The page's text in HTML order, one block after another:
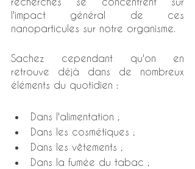
l'impact général de ces
nanoparticules sur notre organisme.
Sachez cependant qu'on en
retrouve déjà dans de nombreux
éléments du quotidien :
Dans l'alimentation ;
Dans les cosmétiques ;
Dans les vêtements ;
Dans la fumée du tabac ;